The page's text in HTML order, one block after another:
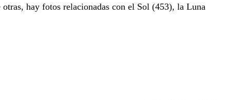
hay fotos relacionadas con el Sol (453), la Luna